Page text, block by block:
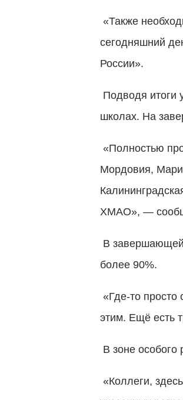
«Также
сегодняшний
России».
Подводя итоги
школах. На
«Полностью
Мордовия,
ХМАО», —
В завершающей
более 90%.
«Где-то просто
этим. Ещё есть
В зоне
«Коллеги,